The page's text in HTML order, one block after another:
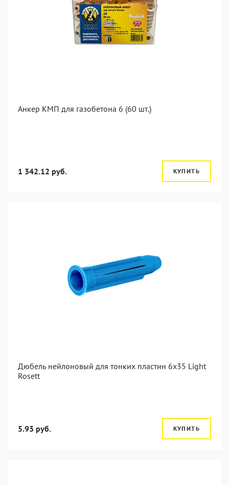
Анкер КМП для газобетона 6 (60 шт.)
1 342.12 руб. КУПИТЬ
Дюбель нейлоновый для тонких пластин 6x35 Light
Rosett
5.93 руб. КУПИТЬ